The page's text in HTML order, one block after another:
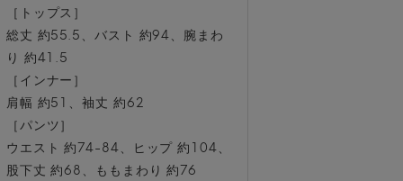
［トップス］
総丈 約55.5、バスト 約94、腕まわ
り 約41.5
［インナー］
肩幅 約51、袖丈 約62
［パンツ］
ウエスト 約74-84、ヒップ 約104、
股下丈 約68、ももまわり 約76